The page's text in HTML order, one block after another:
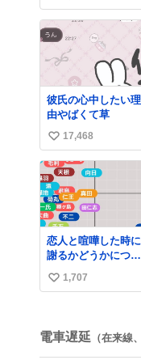
らゲソのおまけがつ
いてきました。誰の
食べカスかわからな
いけど、とても愛お
しいです。こんなお
まけまで付けてもら
って感謝しかありま
せん。 #ふれあいラ
グーン #横浜八景島
シーパラダイス
い
い
ね
彼氏の心中したい理
由やばくて草
い
い
ね
数
17,468
恋人と喧嘩した時に
謝るかどうかについ
て考えてみました💭
▶︎自分から謝る or 悪
っぱりしている 個人
的見解です！色々と
許してください！
い
数
1,707
電車遅延 （在来線